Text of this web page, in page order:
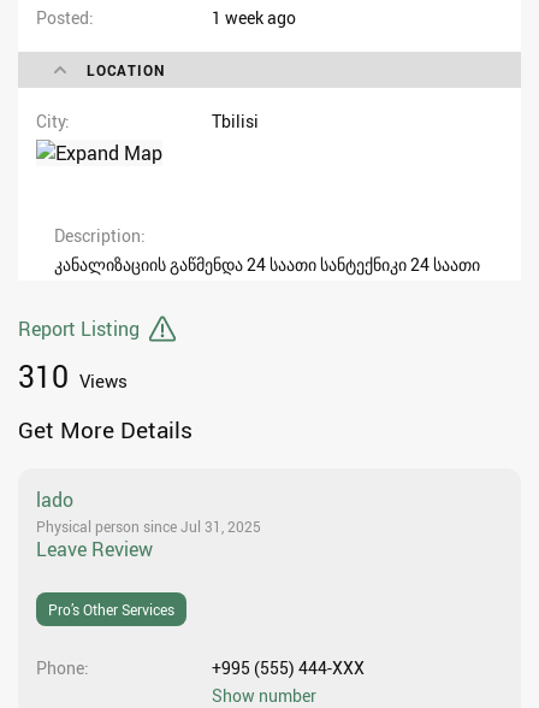
Posted
1 week ago
LOCATION
City Tbilisi
Description
კანალიზაციის გაწმენდა 24 საათი სანტექნიკი 24 საათი
Report Listing
310 Views
Get More Details
lado
Physical person since Jul 31, 2025
Leave Review
Pro’s Other Services
Phone
+995 (555) 444-XXX
Show number